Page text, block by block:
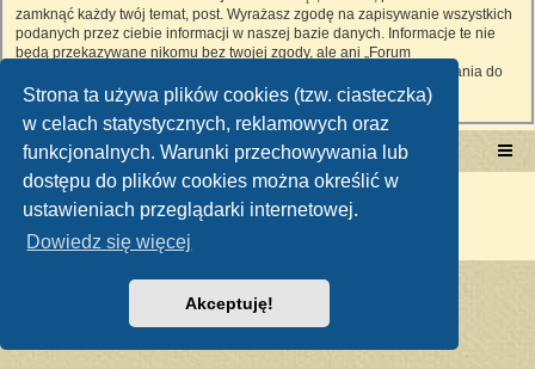
Strona ta używa plików cookies (tzw. ciasteczka)
w celach statystycznych, reklamowych oraz
funkcjonalnych. Warunki przechowywania lub
dostępu do plików cookies można określić w
ustawieniach przeglądarki internetowej.
Dowiedz się więcej
Akceptuję!
zamknąć każdy twój temat, post. Wyrażasz zgodę na zapisywanie wszystkich
podanych przez ciebie informacji w naszej bazie danych. Informacje te nie
będą przekazywane nikomu bez twojej zgody, ale ani „Forum
RetroTRAKTOR”, ani phpBB nie ponosi odpowiedzialności za włamania do
witryny, podczas których może dojść do kradzieży danych.
Portal RetroTRAKTOR.pl retrotraktor.pl/forum
Technologię dostarcza
Polski pakiet językowy dostarczaphpBB.pl
Zasady ochrony danych osobowych